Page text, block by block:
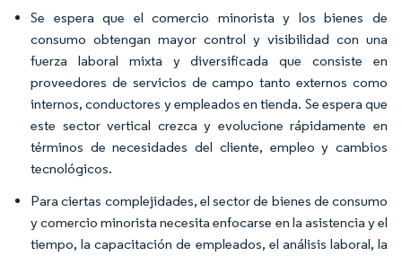
Se espera que el comercio minorista y los bienes de
consumo obtengan mayor control y visibilidad con una
fuerza laboral mixta y diversificada que consiste en
proveedores de servicios de campo tanto externos como
internos, conductores y empleados en tienda. Se espera que
este sector vertical crezca y evolucione rápidamente en
términos de necesidades del cliente, empleo y cambios
tecnológicos.
Para ciertas complejidades, el sector de bienes de consumo
y comercio minorista necesita enfocarse en la asistencia y el
tiempo, la capacitación de empleados, el análisis laboral, la